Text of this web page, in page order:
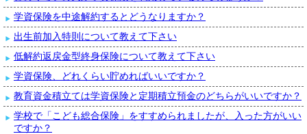
学資保険を中途解約するとどうなりますか？
出生前加入特則について教えて下さい
低解約返戻金型終身保険について教えて下さい
学資保険、どれくらい貯めればいいですか？
教育資金積立ては学資保険と定期積立預金のどちらがいいですか？
学校で「こども総合保険」をすすめられましたが、入った方がいい
ですか？